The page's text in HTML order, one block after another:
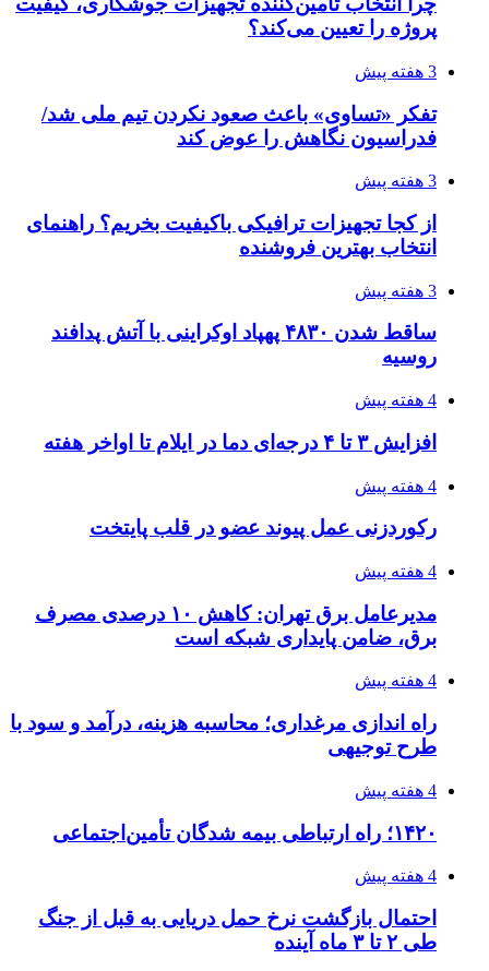
پروژه را تعیین می‌کند؟
3 هفته پیش
تفکر «تساوی» باعث صعود نکردن تیم ملی شد/
فدراسیون نگاهش را عوض کند
3 هفته پیش
از کجا تجهیزات ترافیکی باکیفیت بخریم؟ راهنمای
انتخاب بهترین فروشنده
3 هفته پیش
ساقط شدن ۴۸۳۰ پهپاد اوکراینی با آتش پدافند
روسیه
4 هفته پیش
افزایش ۳ تا ۴ درجه‌ای دما در ایلام تا اواخر هفته
4 هفته پیش
رکوردزنی عمل پیوند عضو در قلب پایتخت
4 هفته پیش
مدیرعامل برق تهران: کاهش ۱۰ درصدی مصرف
برق، ضامن پایداری شبکه است
4 هفته پیش
راه اندازی مرغداری؛ محاسبه هزینه، درآمد و سود با
طرح توجیهی
4 هفته پیش
۱۴۲۰؛ راه ارتباطی بیمه شدگان تأمین‌اجتماعی
4 هفته پیش
احتمال بازگشت نرخ حمل دریایی به قبل از جنگ
طی ۲ تا ۳ ماه آینده